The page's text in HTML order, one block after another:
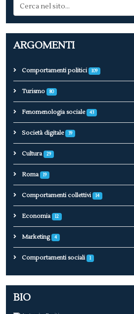
ARGOMENTI
Comportamenti politici 109
Turismo 80
Fenomenologia sociale 43
Società digitale 39
Cultura 29
Roma 19
Comportamenti collettivi 14
Economia 12
Marketing 4
Comportamenti sociali 1
BIO